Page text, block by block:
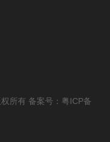
所有 备案号： 粤ICP备